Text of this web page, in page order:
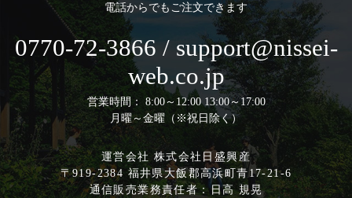
電話からでもご注文できます
0770-72-3866 / support@nissei-
web.co.jp
営業時間： 8:00～12:00 13:00～17:00
月曜～金曜（※祝日除く）
運営会社 株式会社日盛興産
〒919-2384 福井県大飯郡高浜町青17-21-6
通信販売業務責任者：日高 規晃